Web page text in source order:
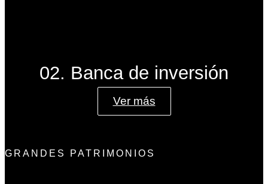
02. Banca de inversión
Ver más
GRANDES PATRIMONIOS